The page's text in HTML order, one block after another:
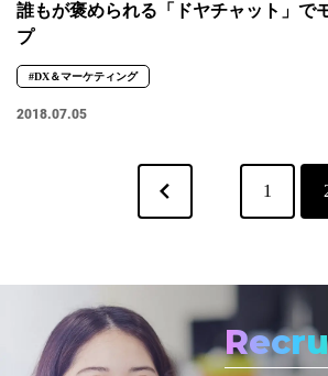
誰もが褒められる「ドヤチャット」で
プ
#DX＆マーケティング
2018.07.05
1